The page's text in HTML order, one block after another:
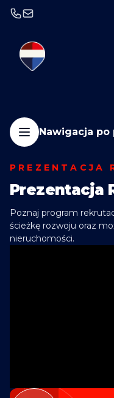
Nawigacja
PREZENTACJA
Prezentacja
Poznaj program
ścieżkę rozwoju oraz
nieruchomości.